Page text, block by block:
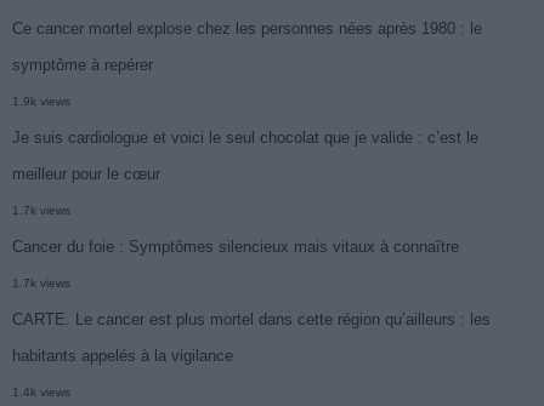
Ce cancer mortel explose chez les personnes nées après 1980 : le
symptôme à repérer
1.9k views
Je suis cardiologue et voici le seul chocolat que je valide : c’est le
meilleur pour le cœur
1.7k views
Cancer du foie : Symptômes silencieux mais vitaux à connaître
1.7k views
CARTE. Le cancer est plus mortel dans cette région qu’ailleurs : les
habitants appelés à la vigilance
1.4k views